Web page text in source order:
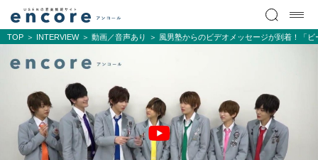
TOP INTERVIEW 動画／音声あり 風男塾からのビデオメッセージが到着！「